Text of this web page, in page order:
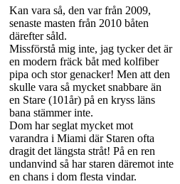
Kan vara så, den var från 2009,
senaste masten från 2010 båten
därefter såld.
Missförstå mig inte, jag tycker det är
en modern fräck båt med kolfiber
pipa och stor genacker! Men att den
skulle vara så mycket snabbare än
en Stare (101år) på en kryss läns
bana stämmer inte.
Dom har seglat mycket mot
varandra i Miami där Staren ofta
dragit det längsta stråt! På en ren
undanvind så har staren däremot inte
en chans i dom flesta vindar.